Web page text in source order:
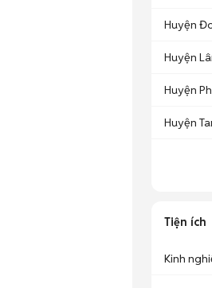
Huyện
Huyện
Huyện
Huyện
Tiện ích
Kinh